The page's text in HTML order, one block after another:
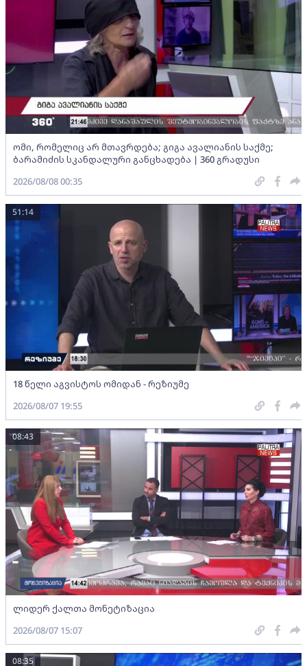
ომი, რომელიც არ მთავრდება; გიგა ავალიანის საქმე;
ბარამიძის სკანდალური განცხადება | 360 გრადუსი
2026/08/08 00:35
18 წელი აგვისტოს ომიდან - რეზიუმე
51:14
2026/08/07 19:55
ლიდერ ქალთა მონეტიზაცია
08:43
2026/08/07 15:07
08:35